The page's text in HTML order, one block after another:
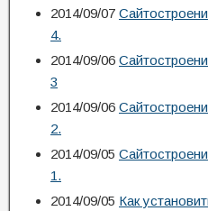
2014/09/07
4.
2014/09/06
3
2014/09/06
2.
2014/09/05
1.
2014/09/05 Как